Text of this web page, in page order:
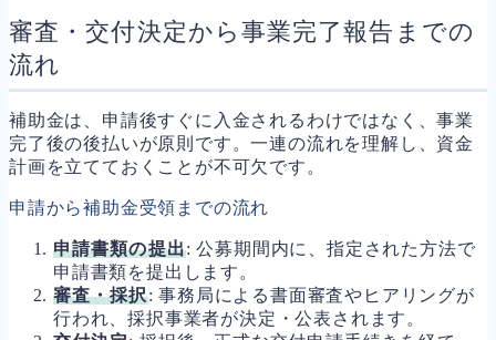
審査・交付決定から事業完了報告までの
流れ
補助金は、申請後すぐに入金されるわけではなく、事業
完了後の後払いが原則です。一連の流れを理解し、資金
計画を立てておくことが不可欠です。
申請から補助金受領までの流れ
申請書類の提出: 公募期間内に、指定された方法で
申請書類を提出します。
審査・採択: 事務局による書面審査やヒアリングが
行われ、採択事業者が決定・公表されます。